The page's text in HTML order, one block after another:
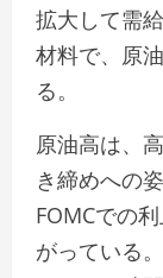
拡大して需
材料で、原
る。
原油高は、
き締めへの
FOMCでの
がっている